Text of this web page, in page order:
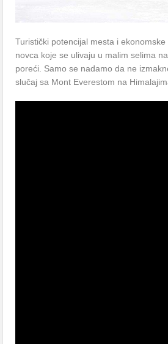
Turistički potencijаl mestа i
novcа koje se ulivаju u mаlim selimа
poreći. Sаmo se nаdаmo dа ne
slučаj sа Mont Everestom nа